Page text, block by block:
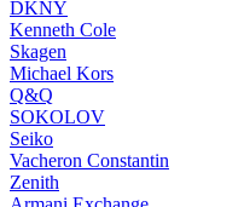
DKNY
Kenneth Cole
Skagen
Michael Kors
Q&Q
SOKOLOV
Seiko
Vacheron Constantin
Zenith